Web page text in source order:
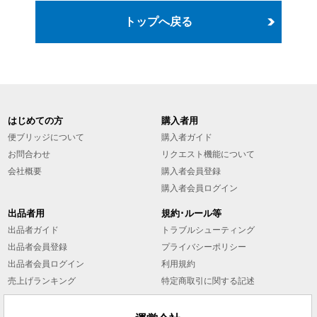
トップへ戻る
はじめての方
便ブリッジについて
お問合わせ
会社概要
購入者用
購入者ガイド
リクエスト機能について
購入者会員登録
購入者会員ログイン
出品者用
出品者ガイド
出品者会員登録
出品者会員ログイン
売上げランキング
規約･ルール等
トラブルシューティング
プライバシーポリシー
利用規約
特定商取引に関する記述